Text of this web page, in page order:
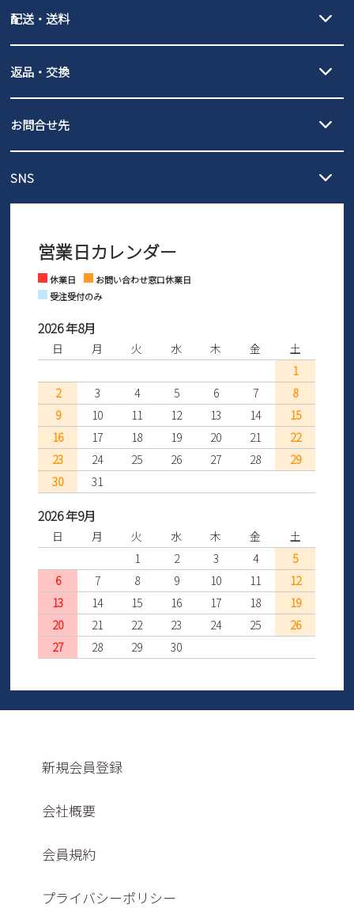
PayPay（オンライン決済）、代金引換のご利用が可能です。
配送・送料
北海道・本州・四国・九州…550円
3,980円（税込）以上お買い上げで送料無料
発送日・送料詳細については
ご利用ください。
全国一律…220円（税込）
発送日・送料詳細についてはご利用ガイドを
ご利用ください。
返品・交換
の片道無料サービスを実施中！
ントとしても安心してご利用いただけるよう、サイズ交換の受付期
さい。
お問合せ先
営業時間：11時～17時
※土日祝はお問い合わせ窓口休業日となります。
SNS
Facebook Instagram
営業日カレンダー
休業日
お問い合わせ窓口休業日
受注受付のみ
2026 年8月
日 月 火 水 木 金
土
1
2
3 4 5 6 7
8
9
10 11 12 13 14
15
16
17 18 19 20 21
22
23
24 25 26 27 28
29
30
31
2026 年9月
日 月 火 水 木 金
土
1
2 3 4
5
6
7 8 9 10 11
12
13
14 15 16 17 18
19
20
21 22 23 24 25
26
27
28 29 30
新規会員登録
会社概要
会員規約
プライバシーポリシー